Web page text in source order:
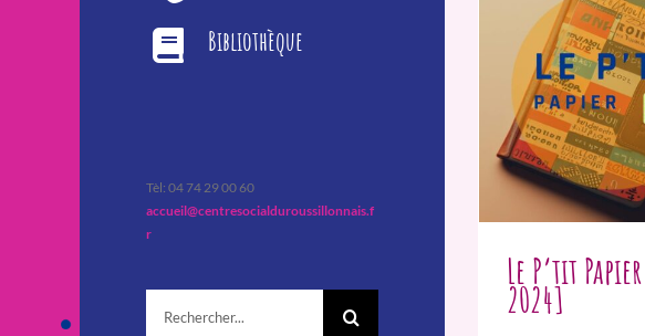
Bibliothèque
Tèl: 04 74 29 00 60
accueil@centresocialduroussillonnais.f
r
Le P’tit
2024]